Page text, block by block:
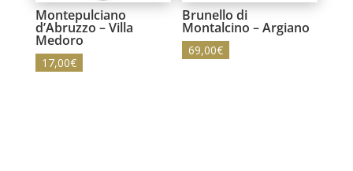
Montepulciano
d’Abruzzo – Villa
Medoro
17,00€
Brunello di
Montalcino – Argiano
69,00€